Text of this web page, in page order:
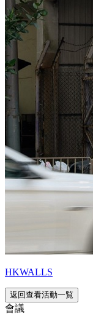
HKWALLS
返回查看活動一覧
會議